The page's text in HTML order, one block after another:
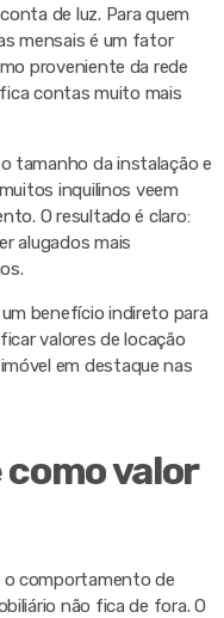
de luz. Para quem
mensais é um fator
proveniente da rede
contas muito mais
tamanho da instalação e
inquilinos veem
O resultado é claro:
alugados mais
benefício indireto para
valores de locação
em destaque nas
valor
o comportamento de
não fica de fora. O